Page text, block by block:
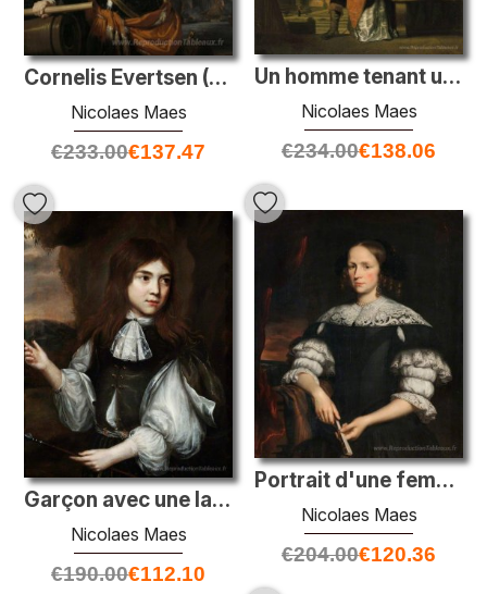
Cornelis Evertsen (1642 - 1706), lieutenant-amiral de Zélande
Nicolaes Maes
€233.00€137.47
Un homme tenant une carnation au nez d'une femme. Une allégorie
Nicolaes Maes
€234.00€138.06
Portrait d'une femme avec un fan
Nicolaes Maes
€204.00€120.36
Garçon avec une lance
Nicolaes Maes
€190.00€112.10